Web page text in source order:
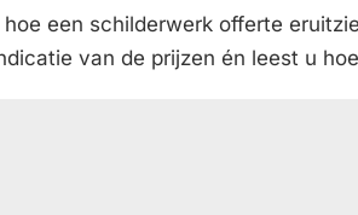
een schilderwerk offerte
van de prijzen én leest u